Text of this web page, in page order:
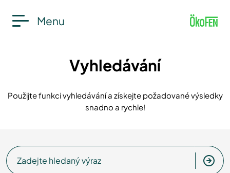
Menu
Vyhledávání
Použijte funkci vyhledávání a získejte požadované výsledky
snadno a rychle!
Zadejte hledaný výraz